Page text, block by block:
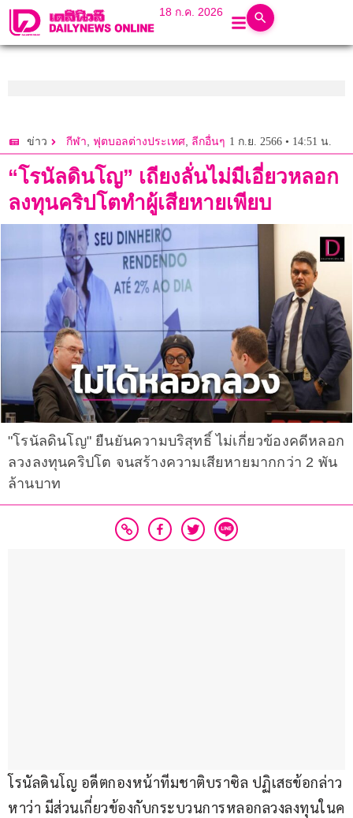
18 ก.ค. 2026
ข่าว กีฬา, ฟุตบอลต่างประเทศ, ลีกอื่นๆ 1 ก.ย. 2566 • 14:51 น.
“โรนัลดินโญ” เถียงลั่นไม่มีเอี่ยวหลอก
ลงทุนคริปโตทำผู้เสียหายเพียบ
"โรนัลดินโญ" ยืนยันความบริสุทธิ์ ไม่เกี่ยวข้องคดีหลอก
ลวงลงทุนคริปโต จนสร้างความเสียหายมากกว่า 2 พัน
ล้านบาท
โรนัลดินโญ อดีตกองหน้าทีมชาติบราซิล ปฏิเสธข้อกล่าว
หาว่า มีส่วนเกี่ยวข้องกับกระบวนการหลอกลวงลงทุนในค